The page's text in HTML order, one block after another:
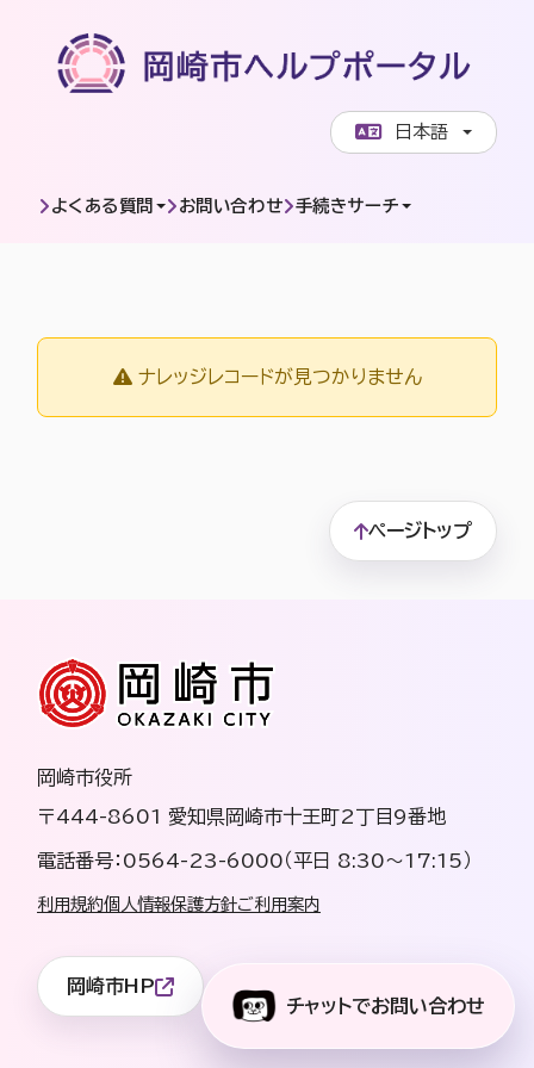
日本語
よくある質問 お問い合わせ 手続きサーチ
FAQ詳細ページ
ナレッジレコードが見つかりません
ページトップ
岡崎市役所
〒444-8601 愛知県岡崎市十王町2丁目9番地
電話番号：0564-23-6000（平日 8:30〜17:15）
利用規約個人情報保護方針ご利用案内
岡崎市HP
チャットでお問い合わせ